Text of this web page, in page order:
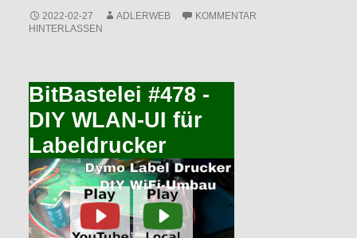
2022-02-27 ADLERWEB
KOMMENTAR
HINTERLASSEN
BitBastelei #478 -
DIY WLAN-UI für
Labeldrucker